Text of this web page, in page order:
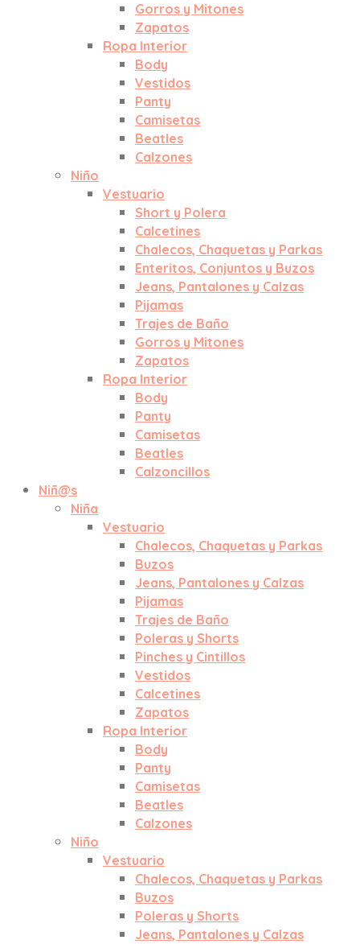
Gorros y Mitones
Zapatos
Ropa Interior
Body
Vestidos
Panty
Camisetas
Beatles
Calzones
Niño
Vestuario
Short y Polera
Calcetines
Chalecos, Chaquetas y Parkas
Enteritos, Conjuntos y Buzos
Jeans, Pantalones y Calzas
Pijamas
Trajes de Baño
Gorros y Mitones
Zapatos
Ropa Interior
Body
Panty
Camisetas
Beatles
Calzoncillos
Niñ@s
Niña
Vestuario
Chalecos, Chaquetas y Parkas
Buzos
Jeans, Pantalones y Calzas
Pijamas
Trajes de Baño
Poleras y Shorts
Pinches y Cintillos
Vestidos
Calcetines
Zapatos
Ropa Interior
Body
Panty
Camisetas
Beatles
Calzones
Niño
Vestuario
Chalecos, Chaquetas y Parkas
Buzos
Poleras y Shorts
Jeans, Pantalones y Calzas